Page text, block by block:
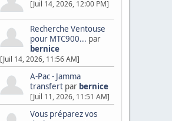
[Juil 14, 2026, 12:00 PM]
Recherche Ventouse
pour MTC900... par
bernice
[Juil 14, 2026, 11:56 AM]
A-Pac - Jamma
transfert par bernice
[Juil 11, 2026, 11:51 AM]
Vous préparez vos